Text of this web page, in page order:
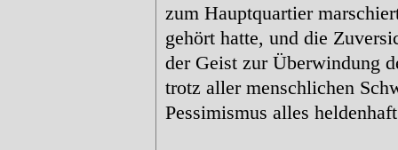
zum Hauptquartier
gehört hatte, und die
der Geist zur Überwindung
trotz aller menschlichen
Pessimismus alles